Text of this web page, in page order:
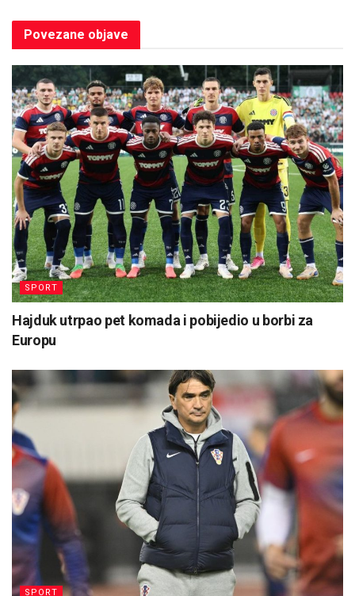
Povezane objave
SPORT
Hajduk utrpao pet komada i pobijedio u borbi za
Europu
SPORT